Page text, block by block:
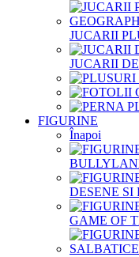
JUCARII
JUCARII
FIGURINE
Înapoi
DESENE SI
GAME OF